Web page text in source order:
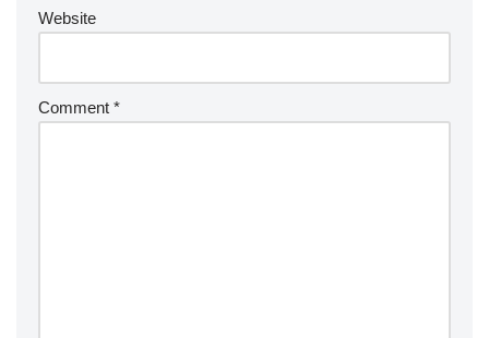
Website
Comment *